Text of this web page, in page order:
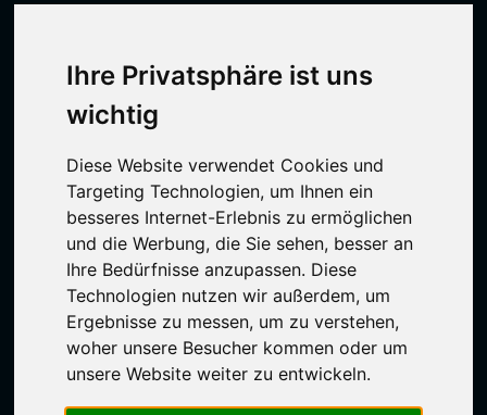
Ihre Privatsphäre ist uns
wichtig
Diese Website verwendet Cookies und
Targeting Technologien, um Ihnen ein
besseres Internet-Erlebnis zu ermöglichen
und die Werbung, die Sie sehen, besser an
Ihre Bedürfnisse anzupassen. Diese
Technologien nutzen wir außerdem, um
Ergebnisse zu messen, um zu verstehen,
woher unsere Besucher kommen oder um
unsere Website weiter zu entwickeln.